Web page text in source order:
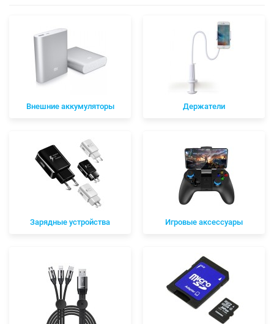
Внешние аккумуляторы Держатели
Зарядные устройства Игровые аксессуары